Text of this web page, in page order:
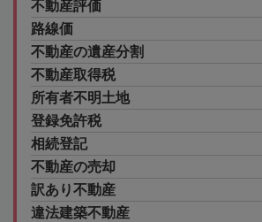
不動産評価
路線価
不動産の遺産分割
不動産取得税
所有者不明土地
登録免許税
相続登記
不動産の売却
訳あり不動産
違法建築不動産